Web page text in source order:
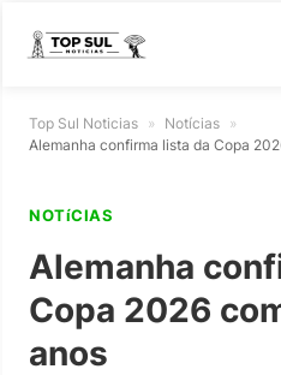
Top Sul Noticias » Notícias »
Alemanha confirma lista da Copa
NOTíCIAS
Alemanha
Copa 2026
anos